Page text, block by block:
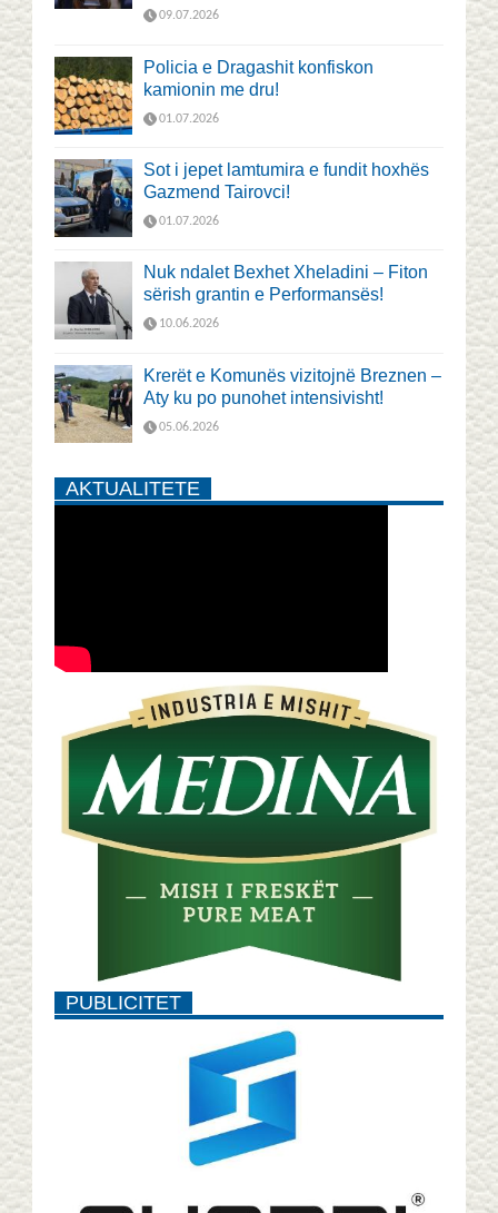
09.07.2026
Policia e Dragashit konfiskon
kamionin me dru!
01.07.2026
Sot i jepet lamtumira e fundit hoxhës
Gazmend Tairovci!
01.07.2026
Nuk ndalet Bexhet Xheladini – Fiton
sërish grantin e Performansës!
10.06.2026
Krerët e Komunës vizitojnë Breznen –
Aty ku po punohet intensivisht!
05.06.2026
AKTUALITETE
PUBLICITET